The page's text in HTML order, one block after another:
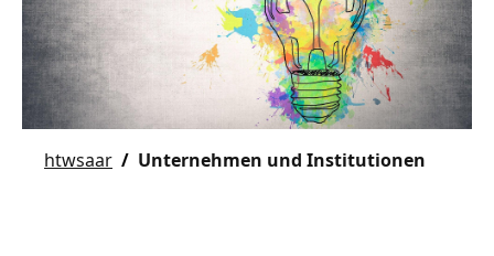
htwsaar Unternehmen und Institutionen